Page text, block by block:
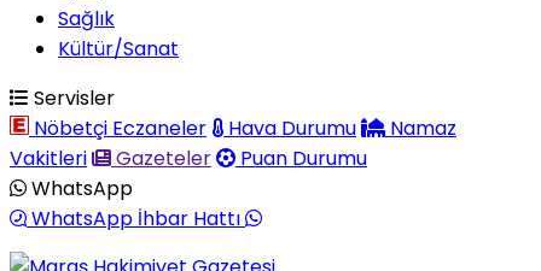
Sağlık
Kültür/Sanat
Servisler
Nöbetçi Eczaneler
Hava Durumu
Namaz
Vakitleri
Gazeteler
Puan Durumu
WhatsApp
WhatsApp İhbar Hattı